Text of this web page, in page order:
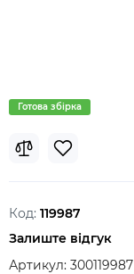
Готова збірка
Код: 119987
Залиште відгук
Артикул: 300119987